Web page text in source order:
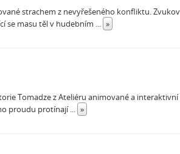
strachem z nevyřešeného konfliktu.
se masu těl v hudebním ... »
Tomadze z Ateliéru animované a
proudu protínají... »